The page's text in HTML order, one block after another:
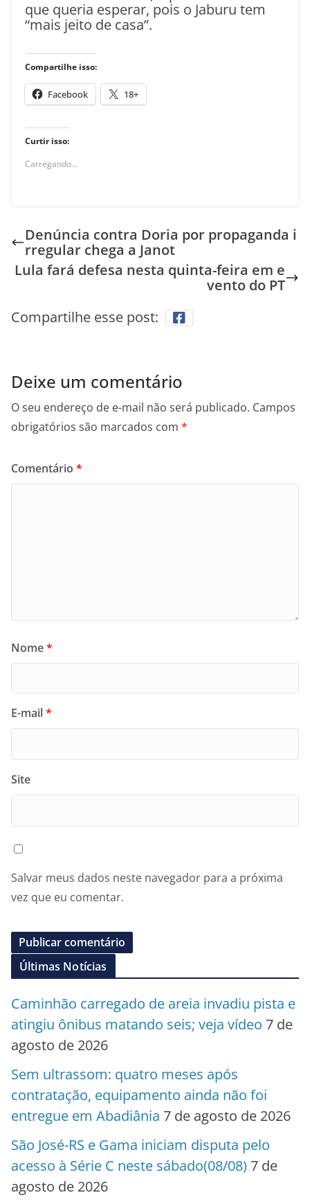
que queria esperar, pois o Jaburu tem
“mais jeito de casa”.
Compartilhe isso:
Facebook 18+
Curtir isso:
Carregando...
Denúncia contra Doria por propaganda i
rregular chega a Janot
Lula fará defesa nesta quinta-feira em e
vento do PT
Compartilhe esse post:
Deixe um comentário
O seu endereço de e-mail não será publicado. Campos
obrigatórios são marcados com *
Comentário *
Nome*
E-mail*
Site
Salvar meus dados neste navegador para a próxima
vez que eu comentar.
Últimas Notícias
Caminhão carregado de areia invadiu pista e
atingiu ônibus matando seis; veja vídeo 7 de
agosto de 2026
Sem ultrassom: quatro meses após
contratação, equipamento ainda não foi
entregue em Abadiânia 7 de agosto de 2026
São José-RS e Gama iniciam disputa pelo
acesso à Série C neste sábado(08/08) 7 de
agosto de 2026